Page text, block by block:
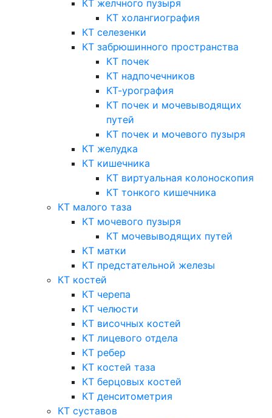
КТ желчного пузыря
КТ холангиография
КТ селезенки
КТ забрюшинного пространства
КТ почек
КТ надпочечников
КТ-урография
КТ почек и мочевыводящих
путей
КТ почек и мочевого пузыря
КТ желудка
КТ кишечника
КТ виртуальная колоноскопия
КТ тонкого кишечника
КТ малого таза
КТ мочевого пузыря
КТ мочевыводящих путей
КТ матки
КТ предстательной железы
КТ костей
КТ черепа
КТ челюсти
КТ височных костей
КТ лицевого отдела
КТ ребер
КТ костей таза
КТ берцовых костей
КТ денситометрия
КТ суставов